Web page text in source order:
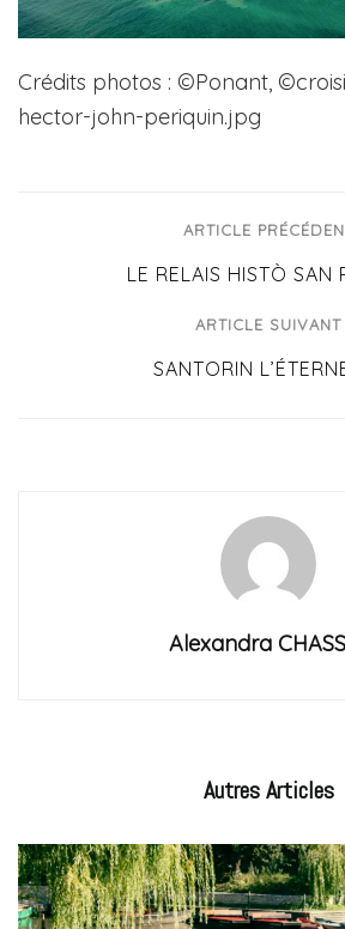
Crédits photos : ©Ponant,
hector-john-periquin.jpg
ARTICLE
LE RELAIS HISTÒ SAN
ARTICLE SUIVANT
SANTORIN
Alexandra
AutresArticles